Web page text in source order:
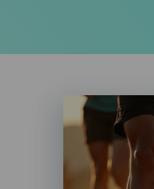
Imagen
Listado